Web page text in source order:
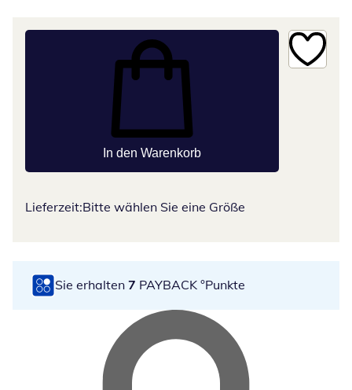
In den Warenkorb
Lieferzeit:Bitte wählen Sie eine Größe
Sie erhalten 7 PAYBACK °Punkte